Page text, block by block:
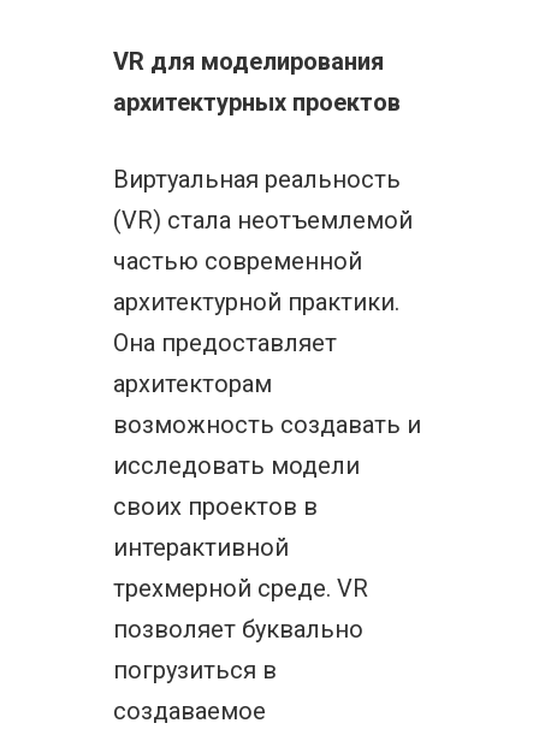
VR для моделирования
архитектурных проектов
Виртуальная реальность
(VR) стала неотъемлемой
частью современной
архитектурной практики.
Она предоставляет
архитекторам
возможность создавать и
исследовать модели
своих проектов в
интерактивной
трехмерной среде. VR
позволяет буквально
погрузиться в
создаваемое